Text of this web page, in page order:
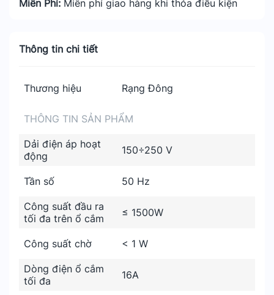
Miễn Phí: Miễn phí giao hàng khi thỏa điều kiện
Thông tin chi tiết
Thương hiệu Rạng Đông
THÔNG TIN SẢN PHẨM
Dải điện áp hoạt
động
150÷250 V
Tần số 50 Hz
Công suất đầu ra
tối đa trên ổ cắm
≤ 1500W
Công suất chờ < 1 W
Dòng điện ổ cắm
tối đa
16A